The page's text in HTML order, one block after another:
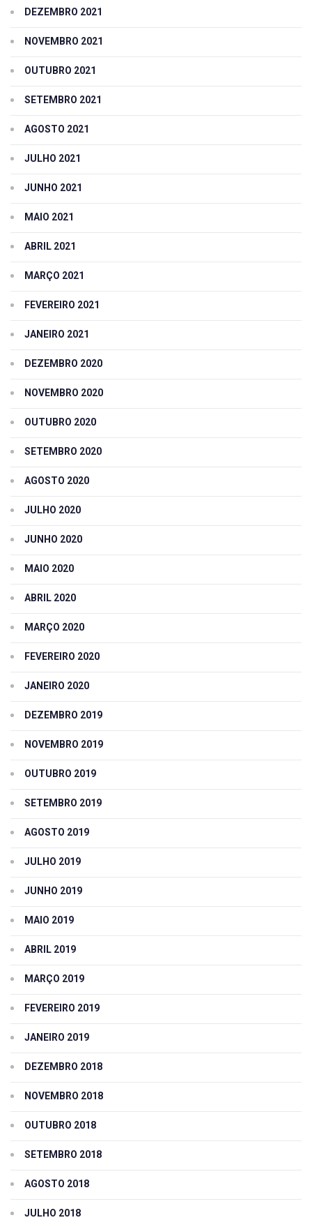
DEZEMBRO 2021
NOVEMBRO 2021
OUTUBRO 2021
SETEMBRO 2021
AGOSTO 2021
JULHO 2021
JUNHO 2021
MAIO 2021
ABRIL 2021
MARÇO 2021
FEVEREIRO 2021
JANEIRO 2021
DEZEMBRO 2020
NOVEMBRO 2020
OUTUBRO 2020
SETEMBRO 2020
AGOSTO 2020
JULHO 2020
JUNHO 2020
MAIO 2020
ABRIL 2020
MARÇO 2020
FEVEREIRO 2020
JANEIRO 2020
DEZEMBRO 2019
NOVEMBRO 2019
OUTUBRO 2019
SETEMBRO 2019
AGOSTO 2019
JULHO 2019
JUNHO 2019
MAIO 2019
ABRIL 2019
MARÇO 2019
FEVEREIRO 2019
JANEIRO 2019
DEZEMBRO 2018
NOVEMBRO 2018
OUTUBRO 2018
SETEMBRO 2018
AGOSTO 2018
JULHO 2018